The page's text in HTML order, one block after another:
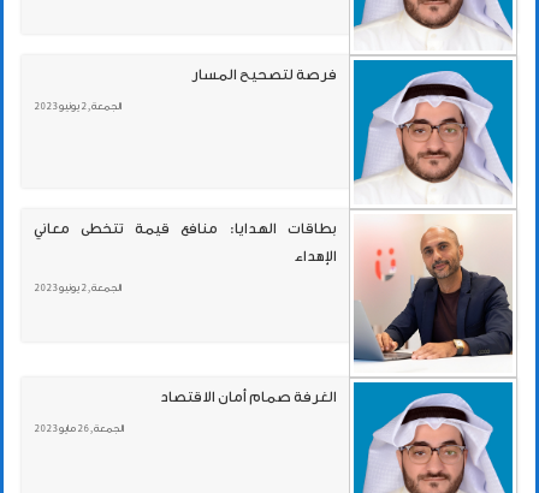
فرصة لتصحيح المسار
الجمعة , 2 يونيو 2023
بطاقات الهدايا: منافع قيمة تتخطى معاني
الإهداء
الجمعة , 2 يونيو 2023
الغرفة صمام أمان الاقتصاد
الجمعة , 26 مايو 2023